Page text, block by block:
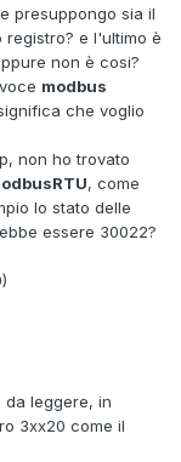
presuppongo sia il
e l'ultimo è
non è cosi?
modbus
che voglio
non ho trovato
, come
lo stato delle
essere 30022?
leggere, in
3xx20 come il